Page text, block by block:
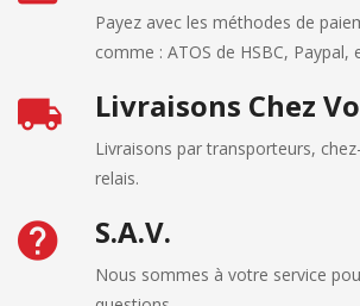
Payez avec les méthodes de
comme : ATOS de HSBC, Paypal,
Livraisons Chez
Livraisons par transporteurs,
relais.
S.A.V.
Nous sommes à votre service